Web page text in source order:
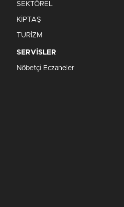
SEKTÖREL
KİPTAŞ
TURİZM
SERVİSLER
Nöbetçi Eczaneler